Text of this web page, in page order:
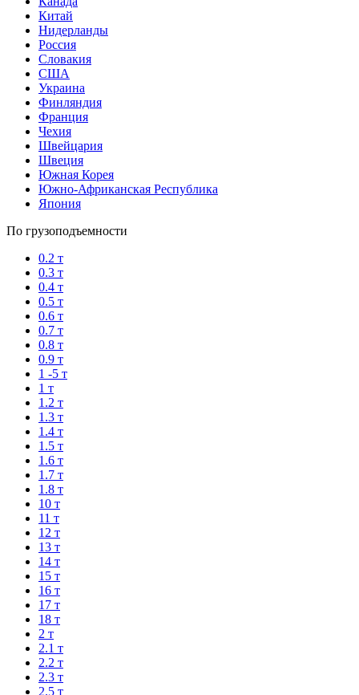
Китай
Нидерланды
Россия
Словакия
США
Украина
Финляндия
Франция
Чехия
Швейцария
Швеция
Южная Корея
Южно-Африканская Республика
Япония
По грузоподъемности
0.2 т
0.3 т
0.4 т
0.5 т
0.6 т
0.7 т
0.8 т
0.9 т
1 -5 т
1 т
1.2 т
1.3 т
1.4 т
1.5 т
1.6 т
1.7 т
1.8 т
10 т
11 т
12 т
13 т
14 т
15 т
16 т
17 т
18 т
2 т
2.1 т
2.2 т
2.3 т
2.5 т